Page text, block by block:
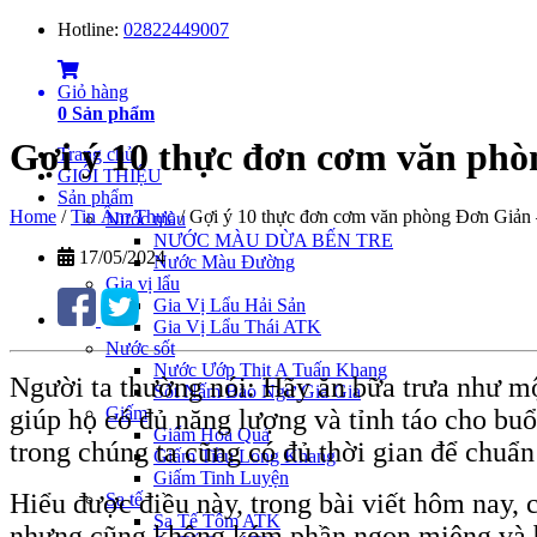
Hotline: 02822449007
Giỏ hàng
0 Sản phẩm
Trang chủ
GIỚI THIỆU
Sản phẩm
Nước màu
NƯỚC MÀU DỪA BẾN TRE
Nước Màu Đường
Gia vị lẩu
Gia Vị Lẩu Hải Sản
Gia Vị Lẩu Thái ATK
Nước sốt
Nước Ướp Thịt A Tuấn Khang
Sốt Nấm Bào Ngư Gia Gia
Giấm
Giấm Hoa Quả
Giấm Tiều Long Khang
Giấm Tinh Luyện
Sa tế
Sa Tế Tôm ATK
Gợi ý 10 thực đơn cơm văn
Home /Tin Ẩm Thực/Gợi ý 10 thực đơn cơm văn phòng Đơn Giản
17/05/2024
Người ta thường nói: Hãy ăn bữa trưa như
giúp họ có đủ năng lượng và tỉnh táo cho
trong chúng ta cũng có đủ thời gian để
Hiểu được điều này, trong bài viết hôm